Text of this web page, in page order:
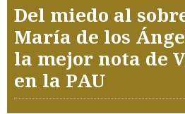
Del miedo al
María de los
la mejor nota de
en la PAU